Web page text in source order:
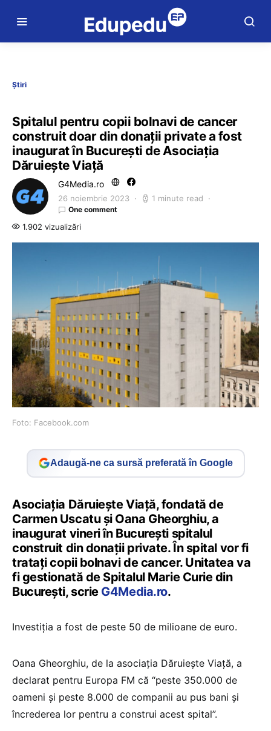
Știri
Spitalul pentru copii bolnavi de cancer
construit doar din donații private a fost
inaugurat în București de Asociația
Dăruiește Viață
G4Media.ro
26 noiembrie 2023 1 minute read
One comment
1.902 vizualizări
Foto: Facebook.com
Adaugă-ne ca sursă preferată în Google
Asociația Dăruiește Viață, fondată de
Carmen Uscatu și Oana Gheorghiu, a
inaugurat vineri în București spitalul
construit din donații private. În spital vor fi
tratați copii bolnavi de cancer. Unitatea va
fi gestionată de Spitalul Marie Curie din
București, scrie G4Media.ro.
Investiția a fost de peste 50 de milioane de euro.
Oana Gheorghiu, de la asociația Dăruiește Viață, a
declarat pentru Europa FM că “peste 350.000 de
oameni și peste 8.000 de companii au pus bani și
încrederea lor pentru a construi acest spital”.